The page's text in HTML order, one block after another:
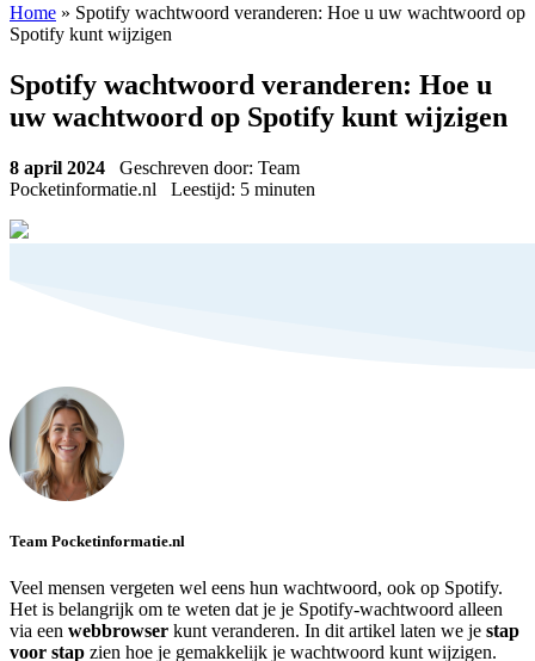
Home » Spotify wachtwoord veranderen: Hoe u uw wachtwoord op
Spotify kunt wijzigen
Spotify wachtwoord veranderen: Hoe u
uw wachtwoord op Spotify kunt wijzigen
8 april 2024 Geschreven door: Team
Pocketinformatie.nl Leestijd: 5 minuten
Team Pocketinformatie.nl
Veel mensen vergeten wel eens hun wachtwoord, ook op Spotify.
Het is belangrijk om te weten dat je je Spotify-wachtwoord alleen
via een webbrowser kunt veranderen. In dit artikel laten we je stap
voor stap zien hoe je gemakkelijk je wachtwoord kunt wijzigen.